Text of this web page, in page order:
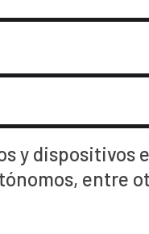
y dispositivos
entre